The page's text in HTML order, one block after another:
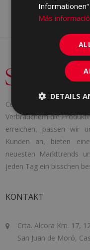
Cerámica Saloni wurde
Verbrauchern die
erreichen, passen wir
Kunden an, bieten
neuesten Markttrends
jeden Tag ein bisschen
KONTAKT
Crta. Alcora Km. 17,
San Juan de Moró,
Informationen“
Más
DETAILS